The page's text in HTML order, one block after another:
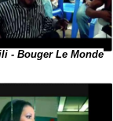
- Bouger Le Monde